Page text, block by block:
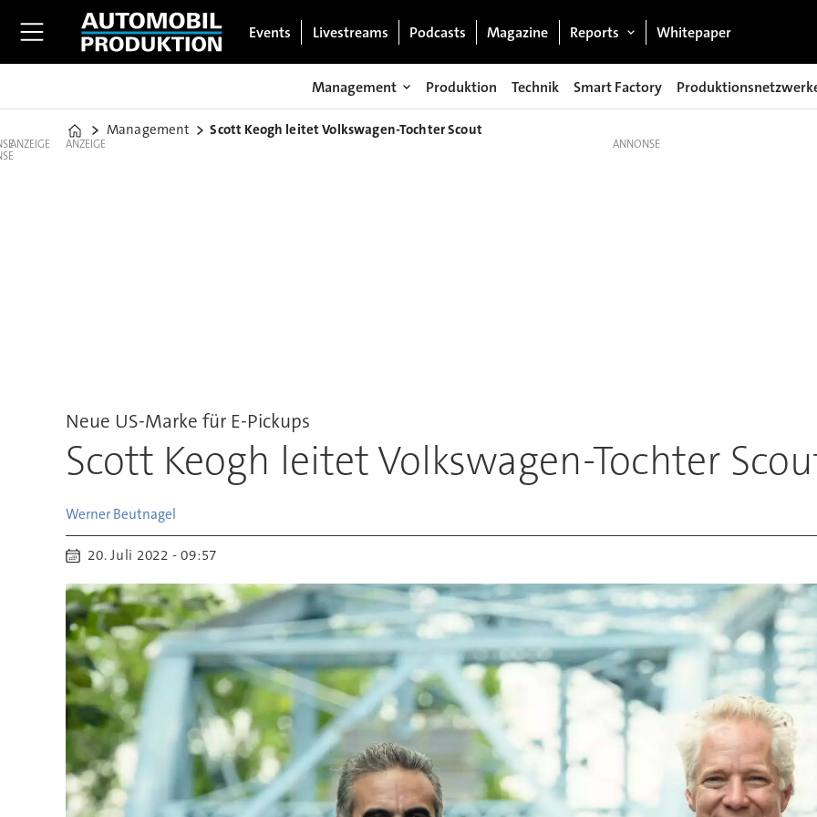
Events Livestreams Podcasts Magazine Reports Whitepaper
Management Produktion Technik Smart Factory
Home
Management Scott Keogh leitet Volkswagen-Tochter Scout
ANZEIGE ANZEIGE
Neue US-Marke für E-Pickups
Scott Keogh leitet Volkswagen-Tochter
Werner Beutnagel
20. Juli 2022 - 09:57